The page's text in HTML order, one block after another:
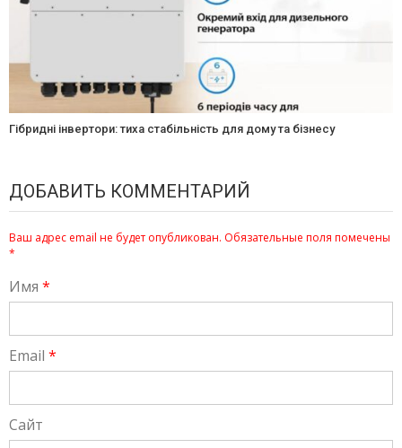
Гібридні інвертори: тиха стабільність для дому та бізнесу
ДОБАВИТЬ КОММЕНТАРИЙ
Ваш адрес email не будет опубликован. Обязательные поля помечены
*
Имя *
Email *
Сайт